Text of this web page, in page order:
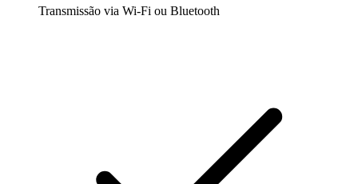
Transmissão via Wi-Fi ou Bluetooth